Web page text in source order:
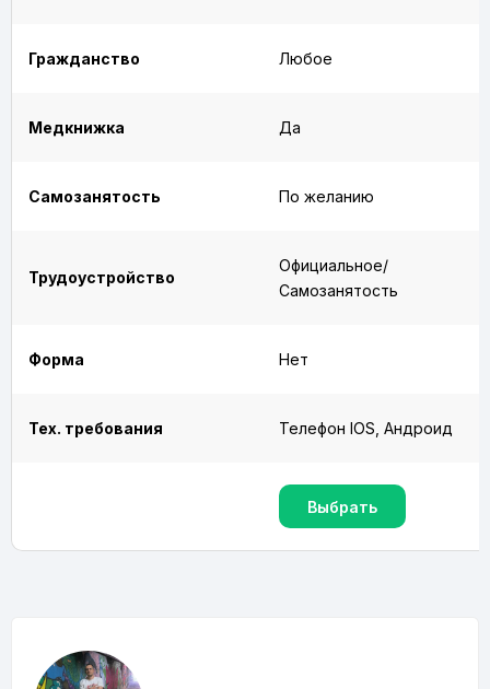
Гражданство Любое
Медкнижка Да
Самозанятость По желанию
Трудоустройство
Официальное/
Самозанятость
Форма Нет
Тех. требования Телефон IOS, Андроид
Выбрать